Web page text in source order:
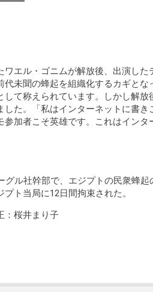
エル・ゴニムが解放後、出演した
未聞の蜂起を組織化するカギとな
て称えられています。しかし解放
た。「私はインターネットに書き
加者こそ英雄です。これはインタ
グル社幹部で、エジプトの民衆蜂
ト当局に12日間拘束された。
：桜井まり子